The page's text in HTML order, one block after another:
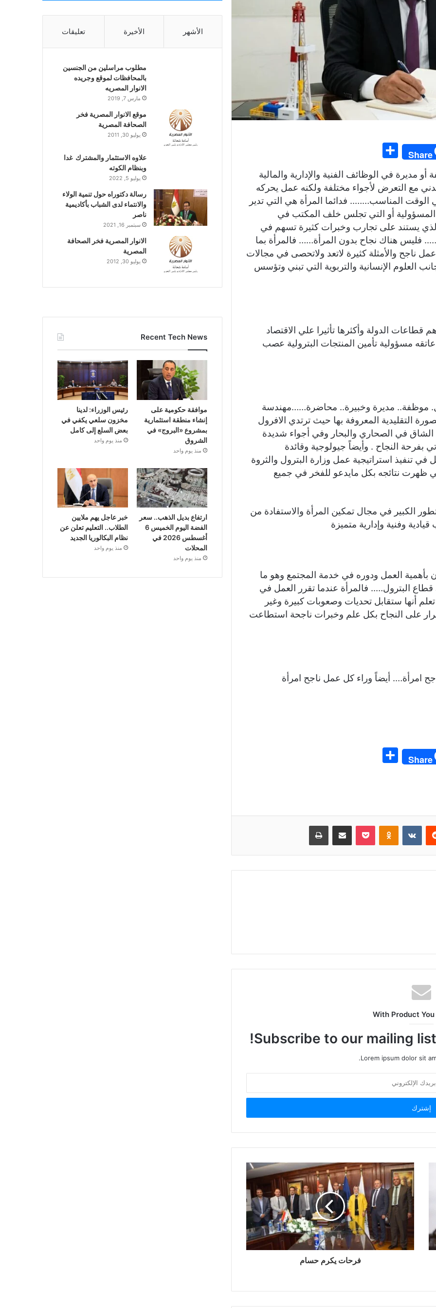
Share
h
ar
e
مديرة في الوظائف الفنية والإدارية والمالية
مع التعرض لأجواء مختلفة ولكنه عمل يحركه
الوقت المناسب…….. فدائما المرأة هي التي تدير
أو التي تجلس خلف المكتب في
يستند على تجارب وخبرات كثيرة تسهم في
فليس هناك نجاح بدون المرأة…… فالمرأة بما
ناجح والأمثلة كثيرة لاتعد ولاتحصى في مجالات
العلوم الإنسانية والتربوية التي تبني وتؤسس
الدولة وأكثرها تأثيرا علي الاقتصاد
مسؤولية تأمين المنتجات البترولية عصب
موظفة.. مديرة وخبيرة.. محاضرة……مهندسة
التقليدية المعروفة بها حيث ترتدي الافرول
الشاق في الصحاري والبحار وفي أجواء شديدة
بفرحة النجاح . وأيضاً جيولوجية وقائدة
تنفيذ استراتيجية عمل وزارة البترول والثروة
ظهرت نتائجه بكل مايدعو للفخر في جميع
الكبير في مجال تمكين المرأة والاستفادة من
وفنية وإدارية متميزة
بأهمية العمل ودوره في خدمة المجتمع وهو ما
البترول….. فالمرأة عندما تقرر العمل في
أنها ستقابل تحديات وصعوبات كبيرة وغير
على النجاح بكل علم وخبرات ناجحة استطاعت
امرأة…. أيضاً وراء كل عمل ناجح امرأة
Share
Odnoklassniki
بوكيت مشاركة عبر البريد طباعة
With Product
Subscribe to our mailing
Lorem ipsum dolor sit
فرحات يكرم حسام
الأشهر الأخيرة تعليقات
مطلوب مراسلين من الجنسين
بالمحافظات لموقع وجريده
الانوار المصريه
مارس 7, 2019
موقع الانوار المصرية فخر
الصحافة المصرية
يوليو 30, 2011
علاوه الاستثمار والمشترك غدا
وبنظام الكوته
يوليو 5, 2022
رسالة دكتوراه حول تنمية الولاء
والانتماء لدى الشباب بأكاديمية
ناصر
سبتمبر 16, 2021
الانوار المصرية فخر الصحافة
المصرية
يوليو 30, 2012
Recent Tech News
موافقة حكومية على
إنشاء منطقة استثمارية
بمشروع «البروج» في
الشروق
منذ يوم واحد
رئيس الوزراء: لدينا
مخزون سلعي يكفي في
بعض السلع إلى كامل
منذ يوم واحد
ارتفاع بديل الذهب.. سعر
الفضة اليوم الخميس 6
أغسطس 2026 في
المحلات
منذ يوم واحد
خبر عاجل يهم ملايين
الطلاب.. التعليم تعلن عن
نظام البكالوريا الجديد
منذ يوم واحد